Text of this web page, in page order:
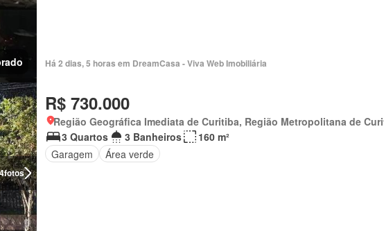
Há 2 dias, 5 horas em DreamCasa - Viva Web Imobiliária
4fotos
R$ 730.000
Região Geográfica Imediata de Curitiba, Região Metropolitana de
3 Quartos
3 Banheiros
160 m²
Garagem
Área verde